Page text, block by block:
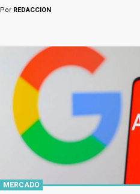
Por REDACCION
MERCADO